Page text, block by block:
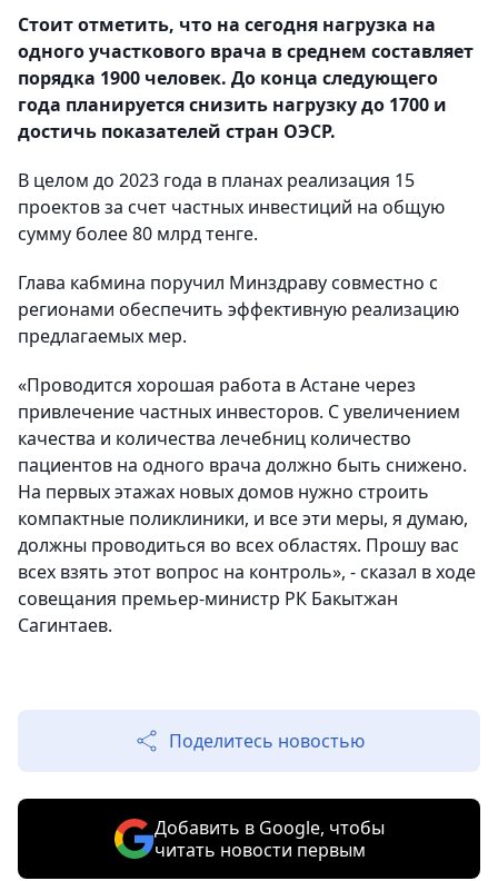
Стоит отметить, что на сегодня нагрузка на
одного участкового врача в среднем составляет
порядка 1900 человек. До конца следующего
года планируется снизить нагрузку до 1700 и
достичь показателей стран ОЭСР.
В целом до 2023 года в планах реализация 15
проектов за счет частных инвестиций на общую
сумму более 80 млрд тенге.
Глава кабмина поручил Минздраву совместно с
регионами обеспечить эффективную реализацию
предлагаемых мер.
«Проводится хорошая работа в Астане через
привлечение частных инвесторов. С увеличением
качества и количества лечебниц количество
пациентов на одного врача должно быть снижено.
На первых этажах новых домов нужно строить
компактные поликлиники, и все эти меры, я думаю,
должны проводиться во всех областях. Прошу вас
всех взять этот вопрос на контроль», - сказал в ходе
совещания премьер-министр РК Бакытжан
Сагинтаев.
Поделитесь новостью
Добавить в Google, чтобы
читать новости первым